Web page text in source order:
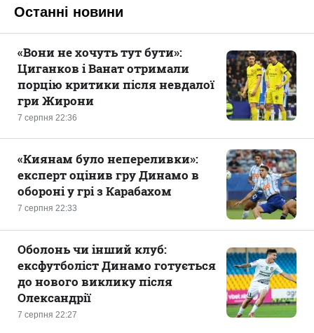
Останні новини
7 серпня 22:36
«Вони не хочуть тут бути»:
Циганков і Ванат отримали
порцію критики після невдалої
гри Жирони
7 серпня 22:33
«Киянам було непереливки»:
експерт оцінив гру Динамо в
обороні у грі з Карабахом
7 серпня 22:27
Оболонь чи інший клуб:
ексфутболіст Динамо готується
до нового виклику після
Олександрії